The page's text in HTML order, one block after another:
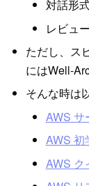
対話形
レビュ
ただし、ス
にはWell-
そんな時は
AWS サ
AWS 初
AWS ク